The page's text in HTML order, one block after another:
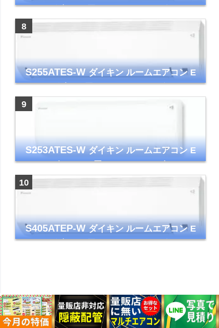
シリーズ 主に18畳用 ホワイト 2025年モデル
コンパクトモデル ストリーマ
S255ATES-Wダイキン ルームエアコン E
シリーズ 主に8畳用 ホワイト 2025年モデル
S253ATES-Wダイキン ルームエアコン E
シリーズ おもに8畳 ホワイト 2023年モデル
ストリーマ
S405ATEP-Wダイキン ルームエアコン E
シリーズ 主に14畳用 ホワイト 2025年モデル